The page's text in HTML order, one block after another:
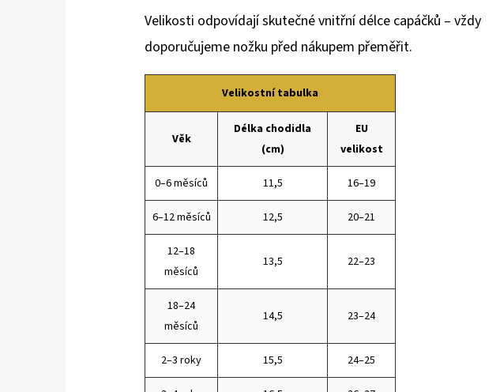
Velikosti odpovídají skutečné vnitřní délce capáčků – vždy
doporučujeme nožku před nákupem přeměřit.
Velikostní tabulka
Věk
Délka chodidla
(cm)
EU
velikost
0–6 měsíců 11,5 16–19
6–12 měsíců 12,5 20–21
12–18
měsíců
13,5 22–23
18–24
měsíců
14,5 23–24
2–3 roky 15,5 24–25